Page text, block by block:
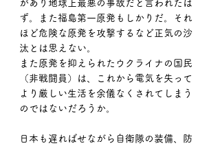
があり地球上最悪の事故だと言われたは
ず。また福島第一原発もしかりだ。それ
ほど危険な原発を攻撃するなど正気の沙
汰とは思えない。
また原発を抑えられたウクライナの国民
（非戦闘員）は、これから電気を失って
より厳しい生活を余儀なくされてしまう
のではないだろうか。
日本も遅ればせながら自衛隊の装備、防